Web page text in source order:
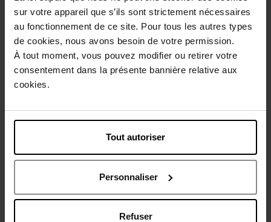
sur votre appareil que s’ils sont strictement nécessaires
au fonctionnement de ce site. Pour tous les autres types
de cookies, nous avons besoin de votre permission.
À tout moment, vous pouvez modifier ou retirer votre
consentement dans la présente bannière relative aux
cookies.
Tout autoriser
Personnaliser
Refuser
Horaires d'ouverture
Lundi 10:00
18:00
Mardi
10:00
18:00
10:00
18:00
Dimanche
10:00 18:00
Choisir ce magasin
Présentation magasin